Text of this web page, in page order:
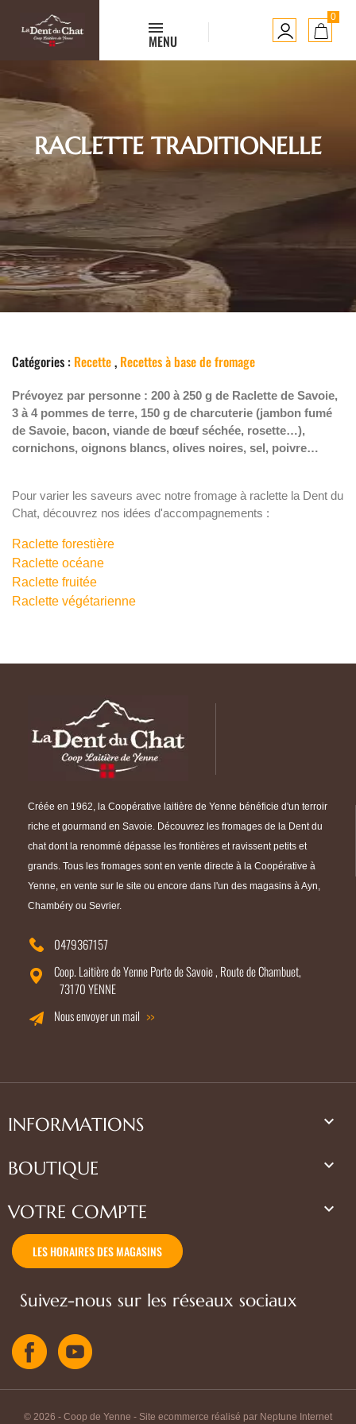
MENU
0
RACLETTE TRADITIONELLE
Catégories : Recette, Recettes à base de fromage
Prévoyez par personne : 200 à 250 g de Raclette de Savoie,
3 à 4 pommes de terre, 150 g de charcuterie (jambon fumé
de Savoie, bacon, viande de bœuf séchée, rosette…),
cornichons, oignons blancs, olives noires, sel, poivre…
Pour varier les saveurs avec notre fromage à raclette la Dent du
Chat, découvrez nos idées d'accompagnements :
Raclette forestière
Raclette océane
Raclette fruitée
Raclette végétarienne
Créée en 1962, la Coopérative laitière de Yenne bénéficie d'un terroir
riche et gourmand en Savoie. Découvrez les fromages de la Dent du
chat dont la renommé dépasse les frontières et ravissent petits et
grands. Tous les fromages sont en vente directe à la Coopérative à
Yenne, en vente sur le site ou encore dans l'un des magasins à Ayn,
Chambéry ou Sevrier.
0479367157
Coop. Laitière de Yenne Porte de Savoie , Route de Chambuet,
73170 YENNE
Nous envoyer un mail
INFORMATIONS 
BOUTIQUE 
VOTRE COMPTE 
LES HORAIRES DES MAGASINS
Suivez-nous sur les réseaux sociaux
© 2026 - Coop de Yenne - Site ecommerce réalisé par Neptune Internet